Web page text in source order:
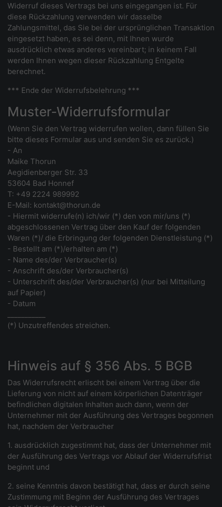
Widerruf dieses Vertrags bei uns eingegangen ist. Für
diese Rückzahlung verwenden wir dasselbe
Zahlungsmittel, das Sie bei der ursprünglichen Transaktion
eingesetzt haben, es sei denn, mit Ihnen wurde
ausdrücklich etwas anderes vereinbart; in keinem Fall
werden Ihnen wegen dieser Rückzahlung Entgelte
berechnet.
*** Ende der Widerrufsbelehrung ***
Muster-Widerrufsformular
(Wenn Sie den Vertrag widerrufen wollen, dann füllen Sie
bitte dieses Formular aus und senden Sie es zurück.)
- An
Maike Thorun
Aegidienberger Str. 33
53604 Bad Honnef
T: +49 2224 989992
E-Mail: kontakt@thorun.de
- Hiermit widerrufe(n) ich/wir (*) den von mir/uns (*)
abgeschlossenen Vertrag über den Kauf der folgenden
Waren (*)/ die Erbringung der folgenden Dienstleistung (*)
- Bestellt am (*)/erhalten am (*)
- Name des/der Verbraucher(s)
- Anschrift des/der Verbraucher(s)
- Unterschrift des/der Verbraucher(s) (nur bei Mitteilung
auf Papier)
- Datum
(*) Unzutreffendes streichen.
Hinweis auf § 356 Abs. 5 BGB
Das Widerrufsrecht erlischt bei einem Vertrag über die
Lieferung von nicht auf einem körperlichen Datenträger
befindlichen digitalen Inhalten auch dann, wenn der
Unternehmer mit der Ausführung des Vertrages begonnen
hat, nachdem der Verbraucher
1. ausdrücklich zugestimmt hat, dass der Unternehmer mit
der Ausführung des Vertrags vor Ablauf der Widerrufsfrist
beginnt und
2. seine Kenntnis davon bestätigt hat, dass er durch seine
Zustimmung mit Beginn der Ausführung des Vertrages